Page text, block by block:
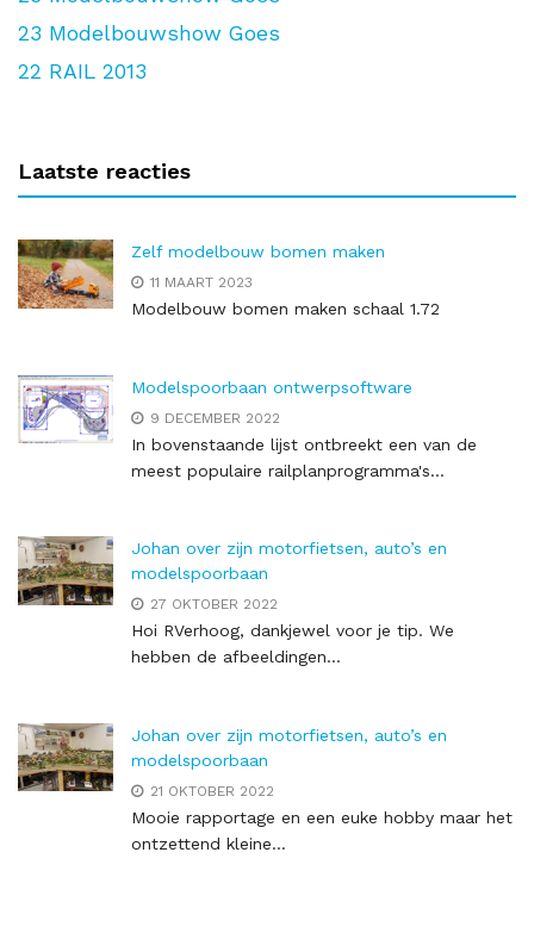
23 Modelbouwshow Goes
22 RAIL 2013
Laatste reacties
Zelf modelbouw bomen maken
11 MAART 2023
Modelbouw bomen maken schaal 1.72
Modelspoorbaan ontwerpsoftware
9 DECEMBER 2022
In bovenstaande lijst ontbreekt een van de
meest populaire railplanprogramma's...
Johan over zijn motorfietsen, auto’s en
modelspoorbaan
27 OKTOBER 2022
Hoi RVerhoog, dankjewel voor je tip. We
hebben de afbeeldingen...
Johan over zijn motorfietsen, auto’s en
modelspoorbaan
21 OKTOBER 2022
Mooie rapportage en een euke hobby maar het
ontzettend kleine...